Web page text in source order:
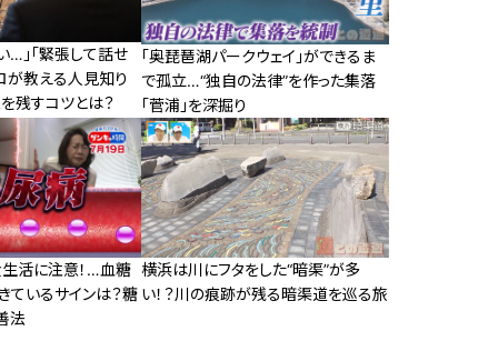
…」「緊張して話せ
が教える人見知り
残すコツとは？
「奥琵琶湖パークウェイ」ができるま
で孤立…“独自の法律”を作った集落
「菅浦」を深掘り
生活に注意！…血糖
ているサインは？糖
法
横浜は川にフタをした“暗渠”が多
い！？川の痕跡が残る暗渠道を巡る旅